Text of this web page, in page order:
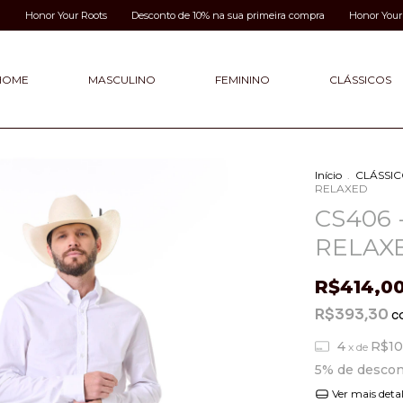
Your Roots Desconto de 10% na sua primeira compra Honor Your Roots
MASCULINO FEMININO CLÁSSICOS
Início .
RELAXED
CS406
R$393,30
4 x de
5% de
Ver mais